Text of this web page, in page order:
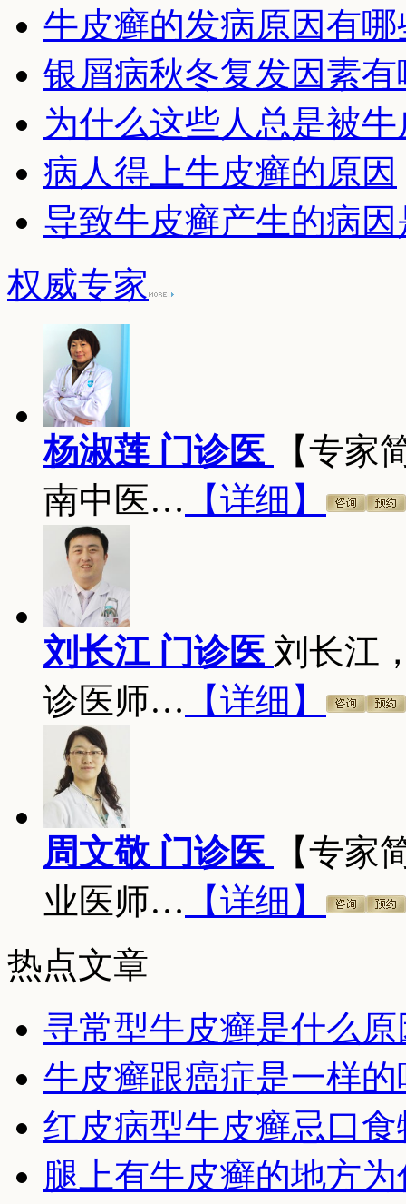
牛皮癣的发病原因有哪
银屑病秋冬复发因素有
为什么这些人总是被
病人得上牛皮癣的原因
导致牛皮癣产生的病
权威专家
杨淑莲 门诊医
【专家
南中医… 【详细】
刘长江 门诊医 刘长江
诊医师… 【详细】
周文敬 门诊医
【专家
业医师… 【详细】
热点文章
寻常型牛皮癣是什么
牛皮癣跟癌症是一样的
红皮病型牛皮癣忌口
腿上有牛皮癣的地方